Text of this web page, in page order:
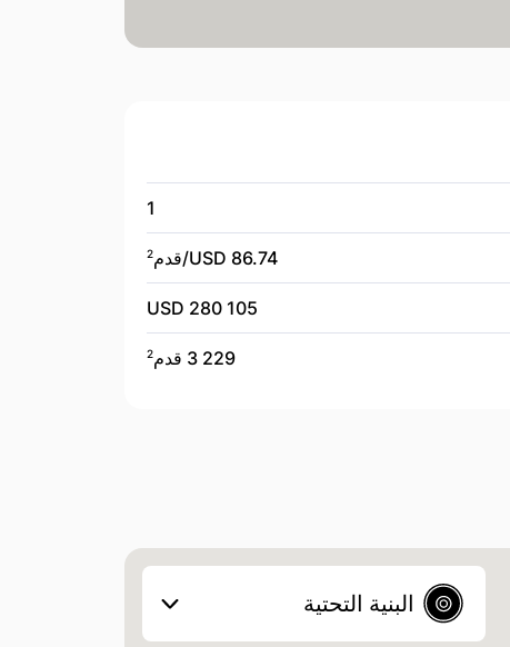
1
86.74 USD/ قدم2
280 105 USD
3 229 قدم 2
البنية التحتية